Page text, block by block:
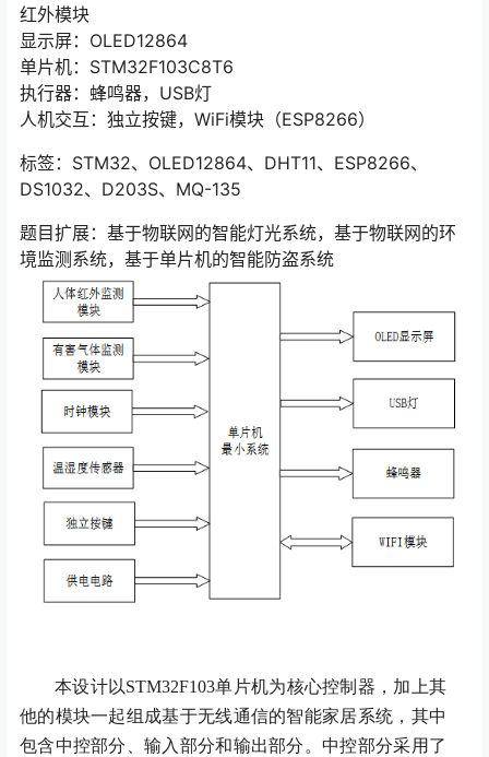
红外模块
显示屏：OLED12864
单片机：STM32F103C8T6
执行器：蜂鸣器，USB灯
人机交互：独立按键，WiFi模块（ESP8266）
标签：STM32、OLED12864、DHT11、ESP8266、
DS1032、D203S、MQ-135
题目扩展：基于物联网的智能灯光系统，基于物联网的环
境监测系统，基于单片机的智能防盗系统
本设计以STM32F103单片机为核心控制器，加上其
他的模块一起组成基于无线通信的智能家居系统 ，其中
包含中控部分、输入部分和输出部分。中控部分采用了